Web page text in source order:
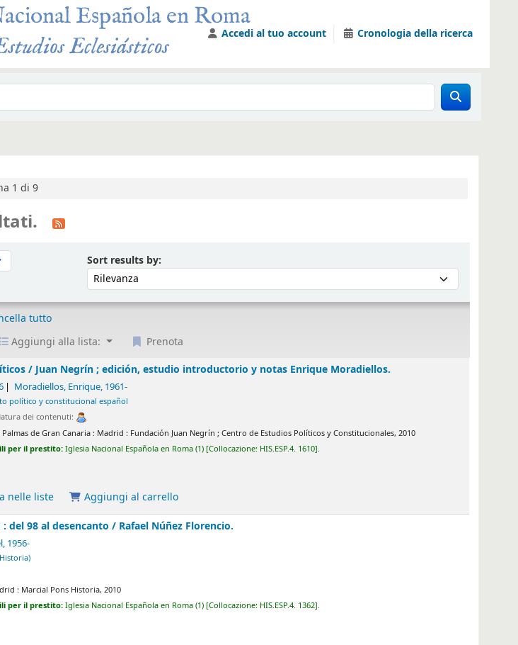
Accedi al tuo account Cronologia della ricerca
1 di 9
Sort results by:Ordina per :
tutto
Aggiungi alla lista:
Prenota
; edición, estudio introductorio y notas Enrique Moradiellos.
, 1961-
español
: Madrid : Fundación Juan Negrín ; Centro de Estudios Políticos y Constitucionales, 2010
Nacional Española en Roma (1) Collocazione:HIS.ESP.4. 1610 .
Aggiungi al carrello
/Rafael Núñez Florencio.
2010
Nacional Española en Roma (1) Collocazione:HIS.ESP.4. 1362 .